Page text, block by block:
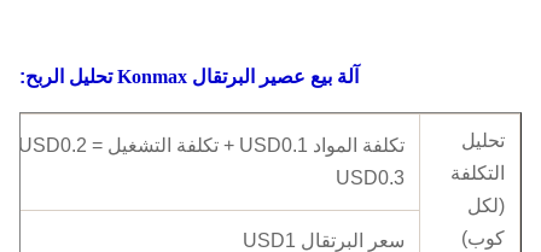
آلة بيع عصير البرتقال Konmax تحليل الربح:
تحليل
التكلفة
(لكل
كوب)
تكلفة المواد USD0.1 + تكلفة التشغيل USD0.2 =
USD0.3
سعر البرتقال USD1